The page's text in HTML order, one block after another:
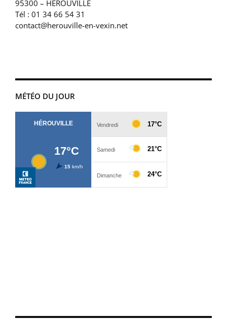
95300 – HEROUVILLE
Tél : 01 34 66 54 31
contact@herouville-en-vexin.net
MÉTÉO DU JOUR